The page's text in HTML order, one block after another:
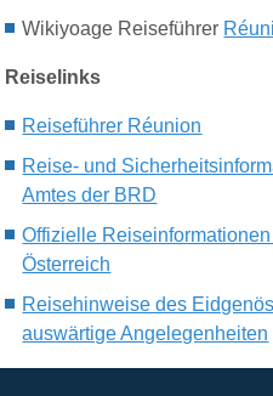
Wikiyoage Reiseführer
Reiselinks
Reiseführer Réunion
Reise- und
Amtes der BRD
Offizielle
Österreich
Reisehinweise des
auswärtige Angelegenheiten